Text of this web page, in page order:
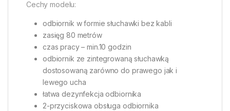
Cechy modelu:
odbiornik w formie słuchawki bez kabli
zasięg 80 metrów
czas pracy – min.10 godzin
odbiornik ze zintegrowaną słuchawką
dostosowaną zarówno do prawego jak i
lewego ucha
łatwa dezynfekcja odbiornika
2-przyciskowa obsługa odbiornika